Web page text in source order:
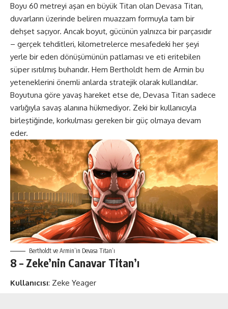
Boyu 60 metreyi aşan en büyük Titan olan Devasa Titan,
duvarların üzerinde beliren muazzam formuyla tam bir
dehşet saçıyor. Ancak boyut, gücünün yalnızca bir parçasıdır
– gerçek tehditleri, kilometrelerce mesafedeki her şeyi
yerle bir eden dönüşümünün patlaması ve eti eritebilen
süper ısıtılmış buharıdır. Hem Bertholdt hem de Armin bu
yeteneklerini önemli anlarda stratejik olarak kullandılar.
Boyutuna göre yavaş hareket etse de, Devasa Titan sadece
varlığıyla savaş alanına hükmediyor. Zeki bir kullanıcıyla
birleştiğinde, korkulması gereken bir güç olmaya devam
eder.
Bertholdt ve Armin’in Devasa Titan’ı
8 – Zeke’nin Canavar Titan’ı
Kullanıcısı: Zeke Yeager